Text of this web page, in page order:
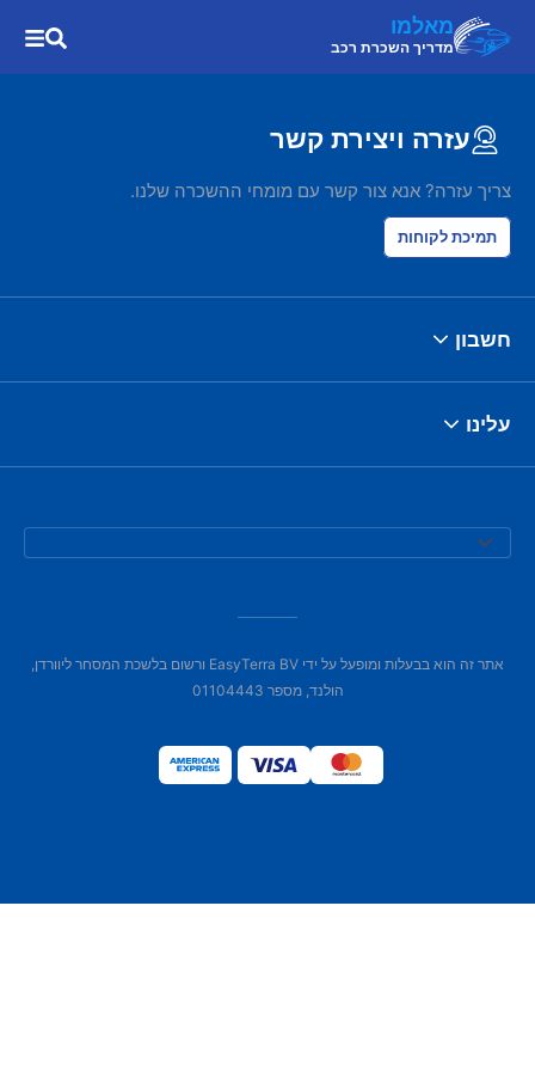
מאלמו
מדריך השכרת רכב
עזרה ויצירת קשר
צריך עזרה? אנא צור קשר עם מומחי ההשכרה שלנו.
תמיכת לקוחות
חשבון
עלינו
אתר זה הוא בבעלות ומופעל על ידי EasyTerra BV ורשום בלשכת המסחר ליוורדן,
הולנד, מספר 01104443